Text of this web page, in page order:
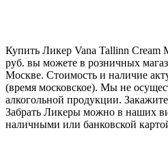
Купить Ликер Vana Tallinn Cream
руб. вы можете в розничных
Москве. Стоимость и наличие
(время московское). Мы не
алкогольной продукции.
Забрать Ликеры можно в наших
наличными или банковской